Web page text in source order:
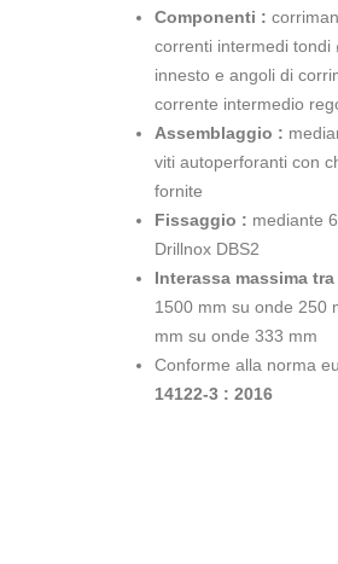
Componenti :
correnti intermedi tondi
innesto e angoli di
corrente intermedio
Assemblaggio :
viti autoperforanti con
fornite
Fissaggio : mediante
Drillnox DBS2
Interassa massima
1500 mm su onde 250
mm su onde 333 mm
Conforme alla norma
14122-3 : 2016